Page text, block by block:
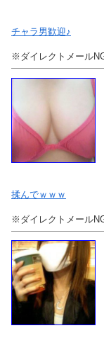
チャラ男歓迎♪
※ダイレクトメール
揉んでｗｗｗ
※ダイレクトメール